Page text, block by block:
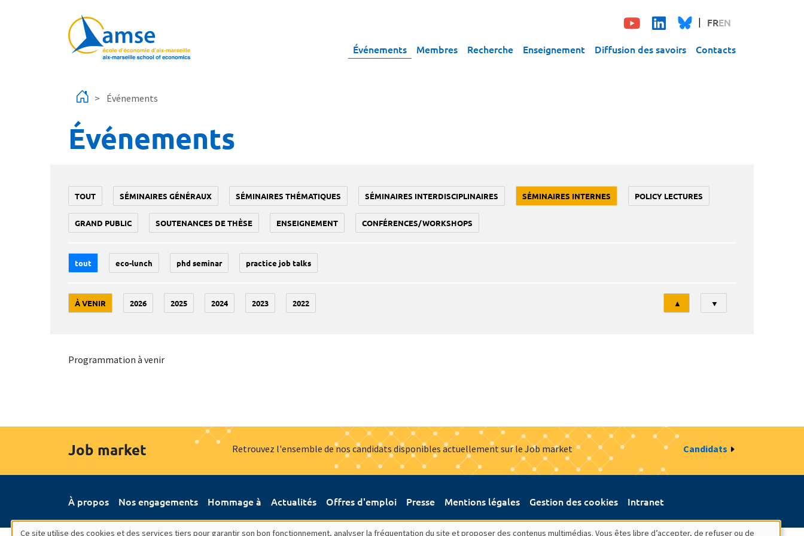
FREN
Événements Membres Recherche Enseignement Diffusion des savoirs Contacts
Événements
Événements
TOUT SÉMINAIRES GÉNÉRAUX SÉMINAIRES THÉMATIQUES SÉMINAIRES INTERDISCIPLINAIRES SÉMINAIRES INTERNES POLICY LECTURES
GRAND PUBLIC SOUTENANCES DE THÈSE ENSEIGNEMENT CONFÉRENCES/WORKSHOPS
tout eco-lunch phd seminar practice job talks
À VENIR 2026 2025 2024 2023 2022
Tri
▲ ▼
Programmation à venir
Job market Retrouvez l'ensemble de nos candidats disponibles actuellement sur le Job market Candidats
À propos Nos engagements Hommage à Actualités Offres d'emploi Presse Mentions légales Gestion des cookies Intranet
Ce site utilise des cookies et des services tiers pour garantir son bon fonctionnement, analyser la fréquentation du site et proposer des contenus multimédias. Vous êtes libre d’accepter, de refuser ou de